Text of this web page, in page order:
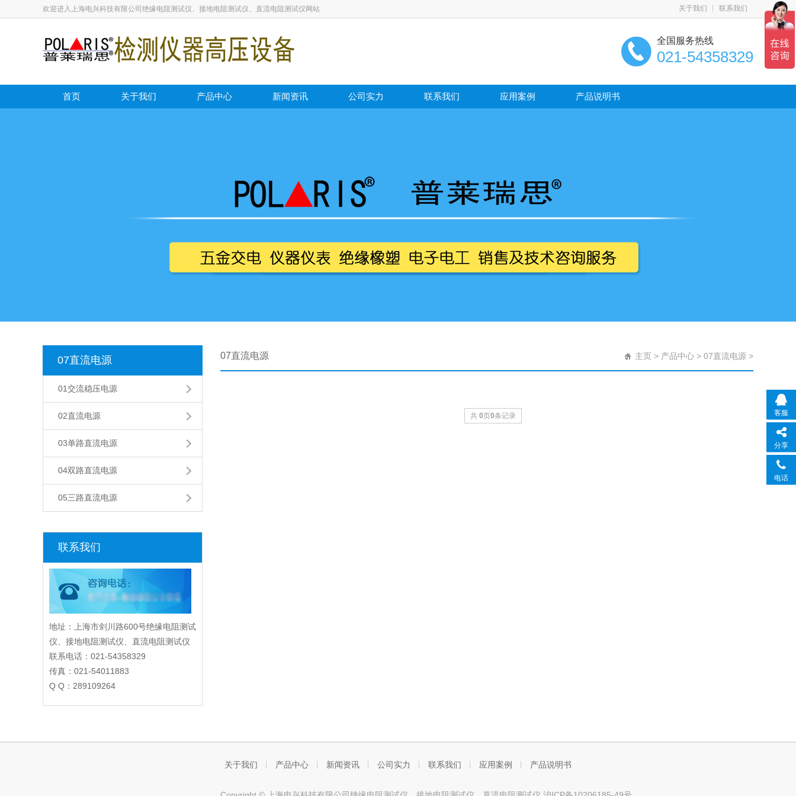
欢迎进入上海电兴科技有限公司绝缘电阻测试仪、接地电阻测试仪、直流电阻测试仪网站 关于我们 联系我们
全国服务热线
021-54358329
首页 关于我们 产品中心 新闻资讯 公司实力 联系我们 应用案例 产品说明书
07直流电源
01交流稳压电源
02直流电源
03单路直流电源
04双路直流电源
05三路直流电源
联系我们
地址：上海市剑川路600号绝缘电阻测试
仪、接地电阻测试仪、直流电阻测试仪
联系电话：021-54358329
传真：021-54011883
Q Q：289109264
07直流电源 主页 > 产品中心 > 07直流电源 >
共 0页0条记录
关于我们 产品中心 新闻资讯 公司实力 联系我们 应用案例 产品说明书
客服
分享
电话